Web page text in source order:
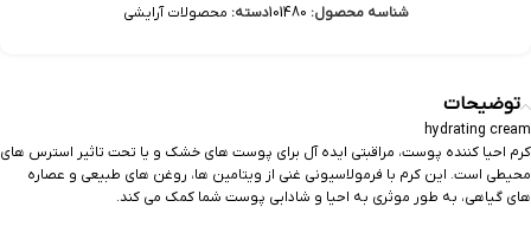
شناسه محصول: 101480دسته: محصولات آرایشی
توضیحات
hydrating cream
کرم احیا کننده پوست، مراقبتی ایده آل برای پوست های خشک و یا تحت تاثیر استرس های
محیطی است. این کرم با فرمولاسیونی غنی از ویتامین ها، روغن های طبیعی و عصاره
های گیاهی، به طور موثری به احیا و شادابی پوست شما کمک می کند.